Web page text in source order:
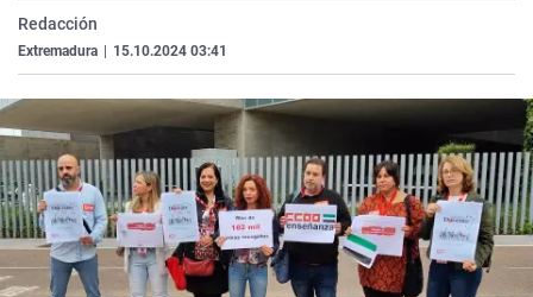
Redacción
Extremadura 15.10.2024 03:41